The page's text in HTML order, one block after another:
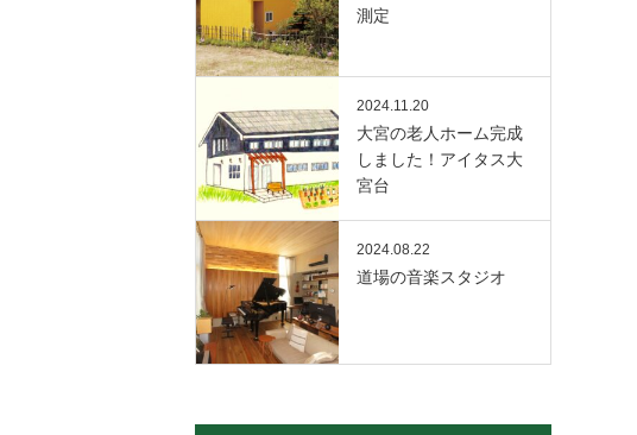
測定
2024.11.20
大宮の老人ホーム完成
しました！アイタス大
宮台
2024.08.22
道場の音楽スタジオ